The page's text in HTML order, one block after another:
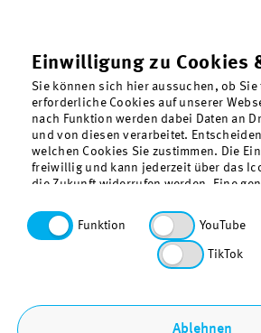
Einwilligung zu Cookies
Sie können sich hier aussuchen, ob
erforderliche Cookies auf unserer
nach Funktion werden dabei Daten an
und von diesen verarbeitet.
welchen Cookies Sie zustimmen. Die
freiwillig und kann jederzeit über das
die Zukunft widerrufen werden. Eine
Datenschutzerklärung. Funktionale
den Betrieb unserer Webseite
Cookies, sind vorausgewählt.
Funktion YouTube
TikTok
Ablehnen
Über uns
Kontakt
Sitemap